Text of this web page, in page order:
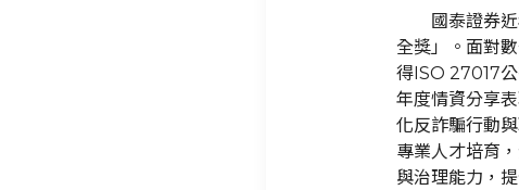
國泰證券
全獎」。面對
得ISO 27017
年度情資分享
化反詐騙行動
專業人才培育
與治理能力，